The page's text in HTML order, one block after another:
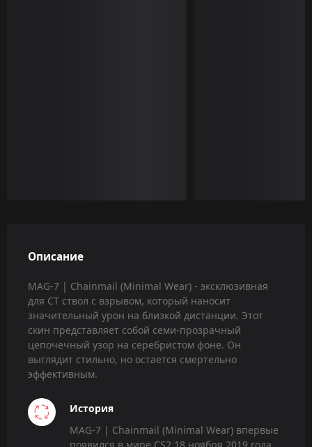
Описание
MAG-7 | Chainmail (Minimal Wear) - эксклюзивная
для CT ствол с взрывом, который наносит
значительный урон на близкой дистанции. Этот
скин представляет собой семи-прозрачный
цепочечный узор на серебристом фоне. Он
выглядит стильно, но остается смертельно
эффективным.
История
MAG-7 | Chainmail (Minimal Wear) впервые